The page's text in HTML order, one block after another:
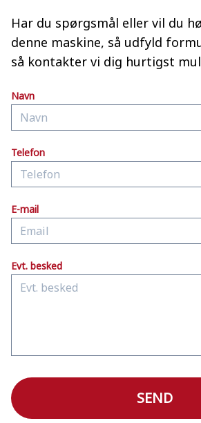
Har du spørgsmål eller vil du
denne maskine, så udfyld
så kontakter vi dig hurtigst
Navn
Telefon
E-mail
Evt. besked
SEND